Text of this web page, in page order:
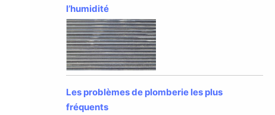
l’humidité
Les problèmes de plomberie les plus
fréquents